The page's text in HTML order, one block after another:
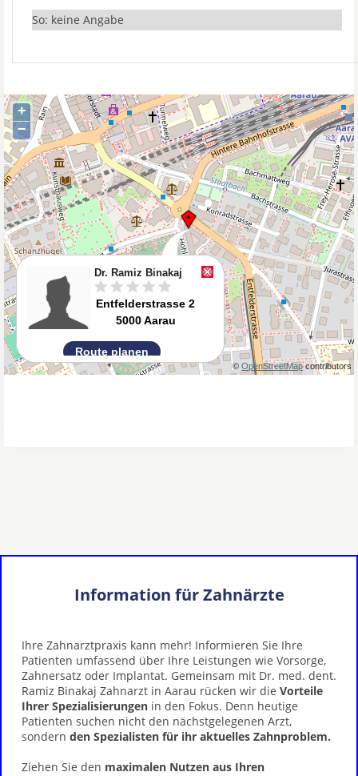
So: keine Angabe
Information für Zahnärzte
Ihre Zahnarztpraxis kann mehr! Informieren Sie Ihre
Patienten umfassend über Ihre Leistungen wie Vorsorge,
Zahnersatz oder Implantat. Gemeinsam mit Dr. med. dent.
Ramiz Binakaj Zahnarzt in Aarau rücken wir die Vorteile
Ihrer Spezialisierungen in den Fokus. Denn heutige
Patienten suchen nicht den nächstgelegenen Arzt,
sondern den Spezialisten für ihr aktuelles Zahnproblem.
Ziehen Sie den maximalen Nutzen aus Ihren